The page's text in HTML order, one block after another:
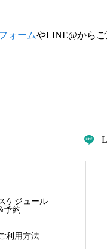
ォームやLINE@からご
ケジュール
予約
利用方法